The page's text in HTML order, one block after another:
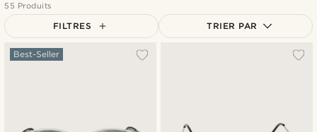
55 Produits
FILTRES TRIER PAR
Best-Seller